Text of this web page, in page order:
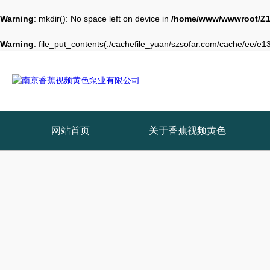
Warning: mkdir(): No space left on device in /home/www/wwwroot/
Warning: file_put_contents(./cachefile_yuan/szsofar.com/cache/ee/
网站首页 关于香蕉视频黄色